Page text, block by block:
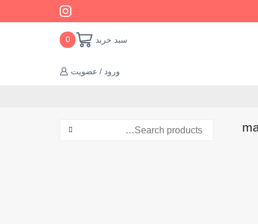
سبد خرید 0
ورود / عضویت
جستجو برای: